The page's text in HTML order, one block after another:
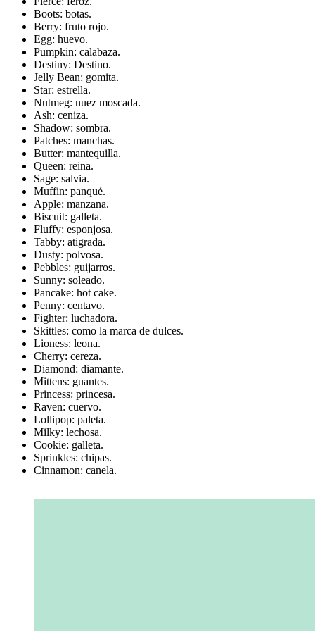
Boots: botas.
Berry: fruto rojo.
Egg: huevo.
Pumpkin: calabaza.
Destiny: Destino.
Jelly Bean: gomita.
Star: estrella.
Nutmeg: nuez moscada.
Ash: ceniza.
Shadow: sombra.
Patches: manchas.
Butter: mantequilla.
Queen: reina.
Sage: salvia.
Muffin: panqué.
Apple: manzana.
Biscuit: galleta.
Fluffy: esponjosa.
Tabby: atigrada.
Dusty: polvosa.
Pebbles: guijarros.
Sunny: soleado.
Pancake: hot cake.
Penny: centavo.
Fighter: luchadora.
Skittles: como la marca de dulces.
Lioness: leona.
Cherry: cereza.
Diamond: diamante.
Mittens: guantes.
Princess: princesa.
Raven: cuervo.
Lollipop: paleta.
Milky: lechosa.
Cookie: galleta.
Sprinkles: chipas.
Cinnamon: canela.